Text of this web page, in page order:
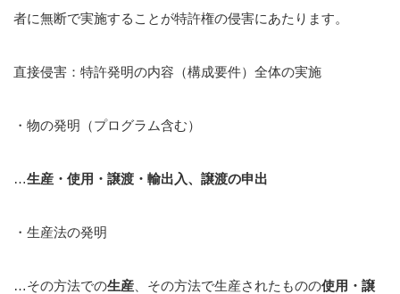
者に無断で実施することが特許権の侵害にあたります。
直接侵害：特許発明の内容（構成要件）全体の実施
・物の発明（プログラム含む）
…生産・使用・譲渡・輸出入、譲渡の申出
・生産法の発明
…その方法での生産 、その方法で生産されたものの使用・譲